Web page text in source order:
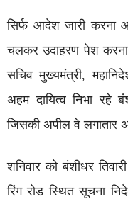
सिर्फ आदेश जारी करना
चलकर उदाहरण पेश
सचिव मुख्यमंत्री,
अहम दायित्व निभा रहे
जिसकी अपील वे लगातार
शनिवार को बंशीधर
रिंग रोड स्थित सूचना